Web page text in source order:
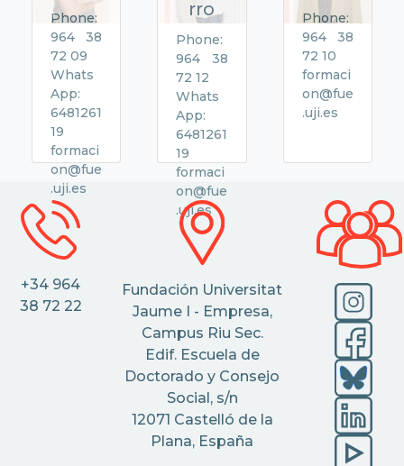
Phone:
964 38
72 09
Whats
App:
6481261
19
formaci
on@fue
.uji.es
rro
Phone:
964 38
72 12
Whats
App:
6481261
19
formaci
on@fue
.uji.es
Phone:
964 38
72 10
formaci
on@fue
.uji.es
+34 964
38 72 22
Fundación Universitat
Jaume I - Empresa,
Campus Riu Sec.
Edif. Escuela de
Doctorado y Consejo
Social, s/n
12071 Castelló de la
Plana, España